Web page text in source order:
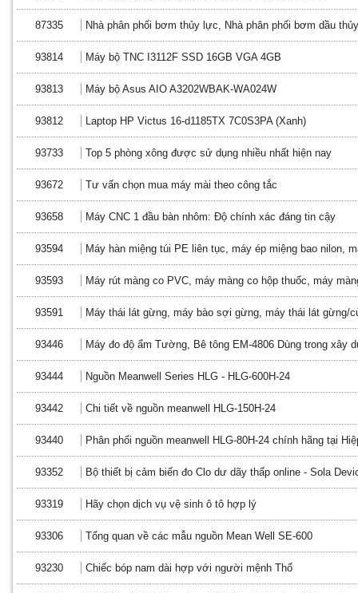
87335 Nhà phân phối bơm thủy lực, Nhà phân phối bơm dầu
93814 Máy bộ TNC I3112F SSD 16GB VGA 4GB
93813 Máy bộ Asus AIO A3202WBAK-WA024W
93812 Laptop HP Victus 16-d1185TX 7C0S3PA (Xanh)
93733 Top 5 phòng xông được sử dụng nhiều nhất hiện nay
93672 Tư vấn chọn mua máy mài theo công tắc
93658 Máy CNC 1 đầu bàn nhôm: Độ chính xác đáng tin cậy
93594 Máy hàn miệng túi PE liên tục, máy ép miệng bao nilon,
93593 Máy rút màng co PVC, máy màng co hộp thuốc, máy
93591 Máy thái lát gừng, máy bào sợi gừng, máy thái lát gừng/
93446 Máy đo độ ẩm Tường, Bê tông EM-4806 Dùng trong xây
93444 Nguồn Meanwell Series HLG - HLG-600H-24
93442 Chi tiết về nguồn meanwell HLG-150H-24
93440 Phân phối nguồn meanwell HLG-80H-24 chính hãng tại
93352 Bộ thiết bị cảm biến đo Clo dư dãy thấp online - Sola
93319 Hãy chọn dịch vụ vệ sinh ô tô hợp lý
93306 Tổng quan về các mẫu nguồn Mean Well SE-600
93230 Chiếc bóp nam dài hợp với người mệnh Thổ